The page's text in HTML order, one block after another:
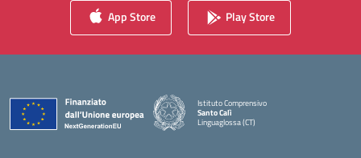
App Store Play Store
Istituto Comprensivo
Santo Calì
Linguaglossa (CT)
— Visita la pagina iniziale della scuola